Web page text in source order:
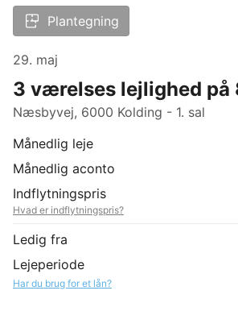
Plantegning
29. maj
3 værelses lejlighed på
Næsbyvej, 6000 Kolding - 1. sal
Månedlig leje
Månedlig aconto
Indflytningspris
Hvad er indflytningspris?
Ledig fra
Lejeperiode
Har du brug for et lån?